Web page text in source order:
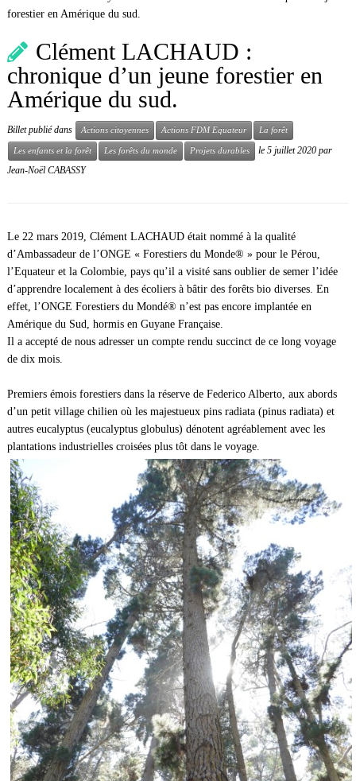
forestier en Amérique du sud.
Clément LACHAUD :
chronique d’un jeune forestier en
Amérique du sud.
Billet publié dans Actions citoyennes Actions FDM Equateur La forêt
Les enfants et la forêt Les forêts du monde Projets durables le 5 juillet 2020 par
Jean-Noël CABASSY
Le 22 mars 2019, Clément LACHAUD était nommé à la qualité
d’Ambassadeur de l’ONGE « Forestiers du Monde® » pour le Pérou,
l’Equateur et la Colombie, pays qu’il a visité sans oublier de semer l’idée
d’apprendre localement à des écoliers à bâtir des forêts bio diverses. En
effet, l’ONGE Forestiers du Mondé® n’est pas encore implantée en
Amérique du Sud, hormis en Guyane Française.
Il a accepté de nous adresser un compte rendu succinct de ce long voyage
de dix mois.
Premiers émois forestiers dans la réserve de Federico Alberto, aux abords
d’un petit village chilien où les majestueux pins radiata (pinus radiata) et
autres eucalyptus (eucalyptus globulus) dénotent agréablement avec les
plantations industrielles croisées plus tôt dans le voyage.